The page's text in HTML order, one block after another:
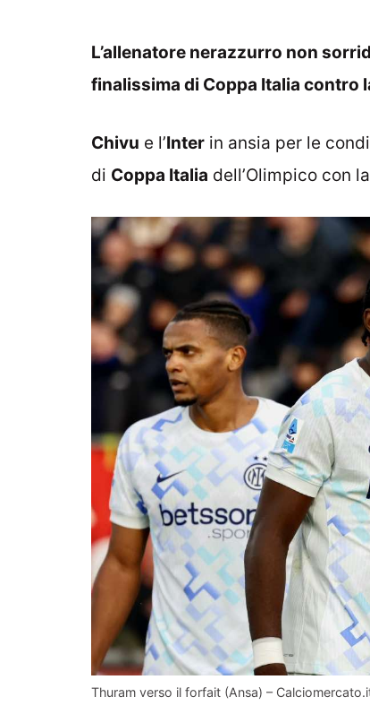
L’allenatore nerazzurro non
finalissima di Coppa Italia contro
Chivu e l’Inter in ansia per le
di Coppa Italia dell’Olimpico con la
Thuram verso il forfait (Ansa) –